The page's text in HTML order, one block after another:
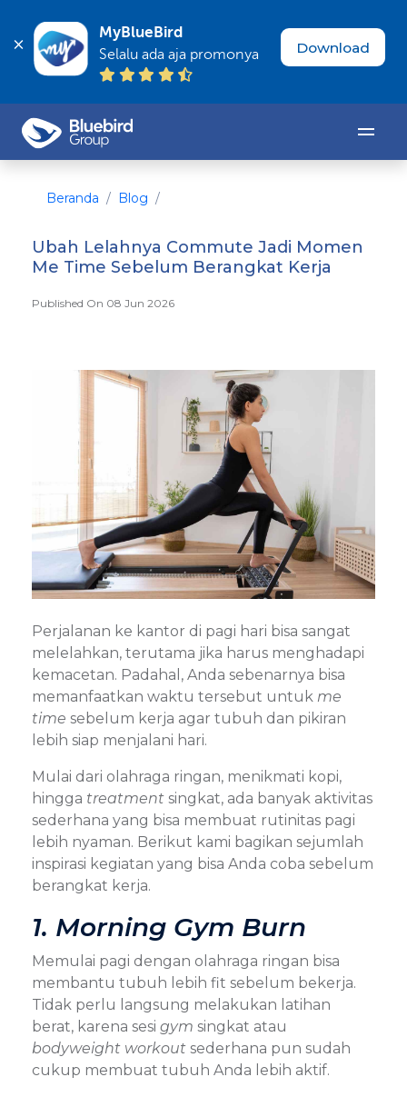
MyBlueBird
Selalu ada aja promonya Download
Beranda Blog
Ubah Lelahnya Commute Jadi Momen
Me Time Sebelum Berangkat Kerja
Published On 08 Jun 2026
Perjalanan ke kantor di pagi hari bisa sangat
melelahkan, terutama jika harus menghadapi
kemacetan. Padahal, Anda sebenarnya bisa
memanfaatkan waktu tersebut untuk me
time sebelum kerja agar tubuh dan pikiran
lebih siap menjalani hari.
Mulai dari olahraga ringan, menikmati kopi,
hingga treatment singkat, ada banyak aktivitas
sederhana yang bisa membuat rutinitas pagi
lebih nyaman. Berikut kami bagikan sejumlah
inspirasi kegiatan yang bisa Anda coba sebelum
berangkat kerja.
1. Morning Gym Burn
Memulai pagi dengan olahraga ringan bisa
membantu tubuh lebih fit sebelum bekerja.
Tidak perlu langsung melakukan latihan
berat, karena sesi gym singkat atau
bodyweight workout sederhana pun sudah
cukup membuat tubuh Anda lebih aktif.